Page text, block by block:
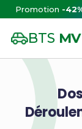
Promotion -
BTS MV